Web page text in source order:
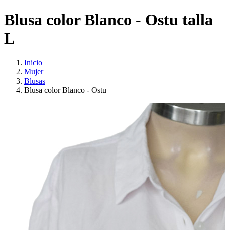
Blusa color Blanco - Ostu talla
L
Inicio
Mujer
Blusas
Blusa color Blanco - Ostu